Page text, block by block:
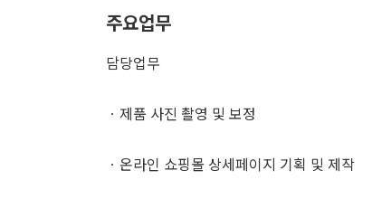
주요업무
담당업무
ㆍ제품 사진 촬영 및 보정
ㆍ온라인 쇼핑몰 상세페이지 기획 및 제작